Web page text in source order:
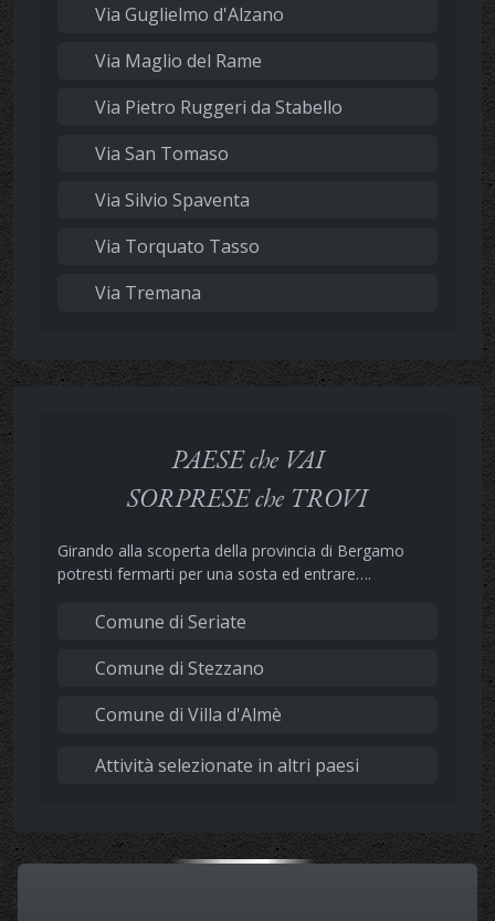
Via Guglielmo d'Alzano
Via Maglio del Rame
Via Pietro Ruggeri da Stabello
Via San Tomaso
Via Silvio Spaventa
Via Torquato Tasso
Via Tremana
PAESE che VAI
SORPRESE che TROVI
Girando alla scoperta della provincia di Bergamo
potresti fermarti per una sosta ed entrare….
Comune di Seriate
Comune di Stezzano
Comune di Villa d'Almè
Attività selezionate in altri paesi